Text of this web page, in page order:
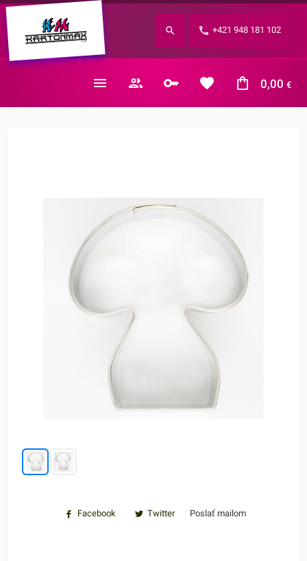
+421 948 181 102
0,00 €
Zabudnuté heslo?
E-mail
Facebook Twitter Poslať mailom